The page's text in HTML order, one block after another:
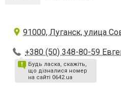
91000, Луганск, улица
+380 (50) 348-80-59
Будь ласка, скажіть,
що дізналися номер
на сайті 0642.ua